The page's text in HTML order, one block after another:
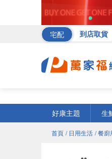
宅配 到店取貨
好康主題
生
首頁 / 日用生活 / 餐廚